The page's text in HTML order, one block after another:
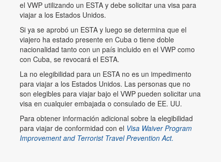
el VWP utilizando un ESTA y debe solicitar una visa para
viajar a los Estados Unidos.
Si ya se aprobó un ESTA y luego se determina que el
viajero ha estado presente en Cuba o tiene doble
nacionalidad tanto con un país incluido en el VWP como
con Cuba, se revocará el ESTA.
La no elegibilidad para un ESTA no es un impedimento
para viajar a los Estados Unidos. Las personas que no
son elegibles para viajar bajo el VWP pueden solicitar una
visa en cualquier embajada o consulado de EE. UU.
Para obtener información adicional sobre la elegibilidad
para viajar de conformidad con el Visa Waiver Program
Improvement and Terrorist Travel Prevention Act.